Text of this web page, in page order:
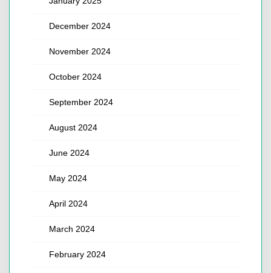
December 2024
November 2024
October 2024
September 2024
August 2024
June 2024
May 2024
April 2024
March 2024
February 2024